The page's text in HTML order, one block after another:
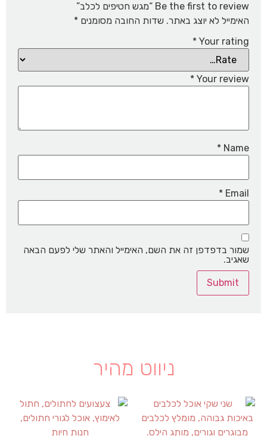
Be the first to review “מגש חטיפים לכלב”
האימייל לא יוצג באתר. שדות החובה מסומנים *
Your rating
*
Your review
*
Name
*
Email
*
שמור בדפדפן זה את השם, האימייל והאתר שלי לפעם הבאה
שאגיב.
ניווט מהיר